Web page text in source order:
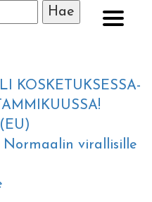
KOSKETUKSESSA-
Normaalin virallisille